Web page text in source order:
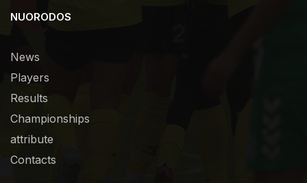
NUORODOS
News
Players
Results
Championships
attribute
Contacts